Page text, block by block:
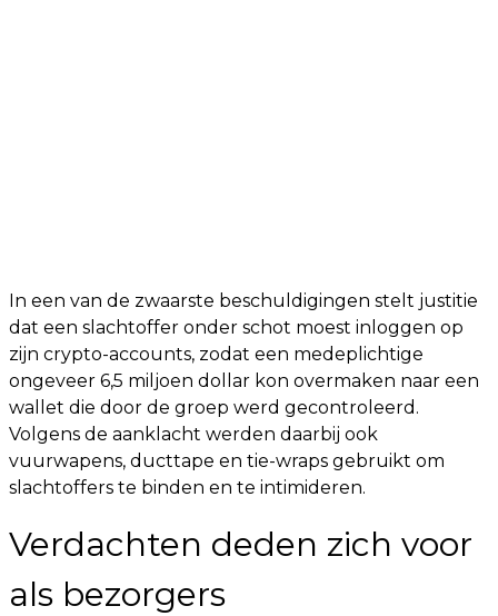
In een van de zwaarste beschuldigingen stelt justitie
dat een slachtoffer onder schot moest inloggen op
zijn crypto-accounts, zodat een medeplichtige
ongeveer 6,5 miljoen dollar kon overmaken naar een
wallet die door de groep werd gecontroleerd.
Volgens de aanklacht werden daarbij ook
vuurwapens, ducttape en tie-wraps gebruikt om
slachtoffers te binden en te intimideren.
Verdachten deden zich voor
als bezorgers